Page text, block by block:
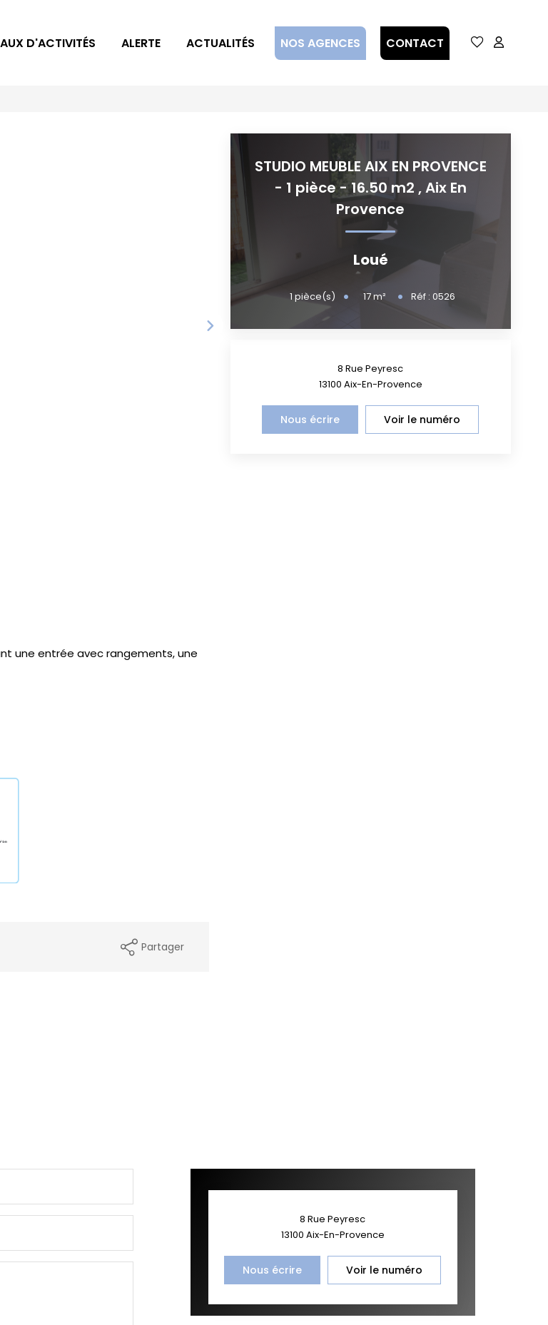
D'ACTIVITÉS ALERTE ACTUALITÉS NOS AGENCES CONTACT
une entrée avec rangements, une
Partager
STUDIO MEUBLE AIX EN PROVENCE
- 1 pièce - 16.50 m2 ,Aix En
Provence
Loué
1pièce(s) 17m² Réf :0526
8 Rue Peyresc
13100 Aix-En-Provence
Nous écrire Voir le numéro
8 Rue Peyresc
13100 Aix-En-Provence
Nous écrire Voir le numéro